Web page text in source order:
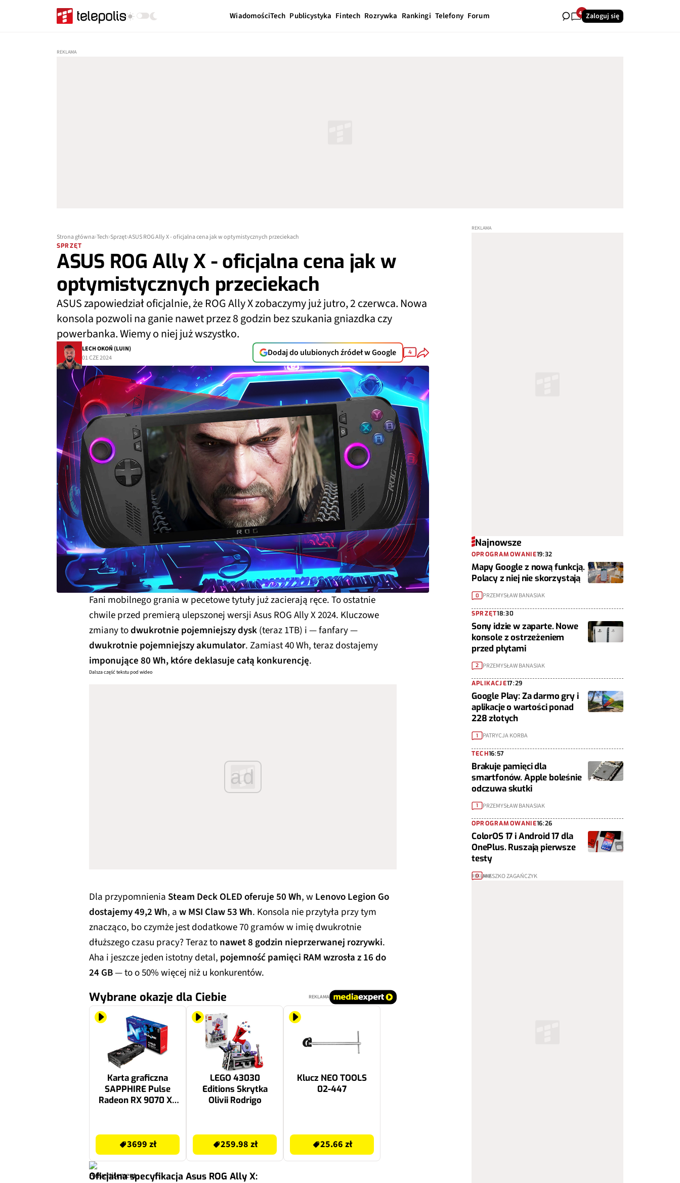
WiadomościTech Publicystyka Fintech Rozrywka Rankingi Telefony Forum 44Zaloguj się
Strona główna Tech Sprzęt ASUS ROG Ally X - oficjalna cena jak w optymistycznych przeciekach
SPRZĘT
ASUS ROG Ally X - oficjalna cena jak w
optymistycznych przeciekach
ASUS zapowiedział oficjalnie, że ROG Ally X zobaczymy już jutro, 2 czerwca. Nowa
konsola pozwoli na ganie nawet przez 8 godzin bez szukania gniazdka czy
powerbanka. Wiemy o niej już wszystko.
LECH OKOŃ (LUIN)
01 CZE 2024
Dodaj do ulubionych źródeł w Google 4
Fani mobilnego grania w pecetowe tytuły już zacierają ręce. To ostatnie
chwile przed premierą ulepszonej wersji Asus ROG Ally X 2024. Kluczowe
zmiany todwukrotnie pojemniejszy dysk(teraz 1TB) i — fanfary —
dwukrotnie pojemniejszy akumulator. Zamiast 40 Wh, teraz dostajemy
imponujące 80 Wh, które deklasuje całą konkurencję.
Dalsza część tekstu pod wideo
ad
Dla przypomnienia Steam Deck OLED oferuje 50 Wh, w Lenovo Legion Go
dostajemy 49,2 Wh, aw MSI Claw 53 Wh. Konsola nie przytyła przy tym
znacząco, bo czymże jest dodatkowe 70 gramów w imię dwukrotnie
dłuższego czasu pracy? Teraz tonawet 8 godzin nieprzerwanej rozrywki.
Aha i jeszcze jeden istotny detal, pojemność pamięci RAM wzrosła z 16 do
24 GB— to o 50% więcej niż u konkurentów.
Wybrane okazje dla Ciebie REKLAMA
Karta graficzna
SAPPHIRE Pulse
Radeon RX 9070 XT
3699 zł
LEGO 43030
Editions Skrytka
Olivii Rodrigo
259.98 zł
Klucz NEO TOOLS
02-447
25.66 zł
Oficjalna specyfikacja Asus ROG Ally X:
Najnowsze
OPROGRAMOWANIE19:32
Mapy Google z nową funkcją.
Polacy z niej nie skorzystają
0 PRZEMYSŁAW BANASIAK
SPRZĘT18:30
Sony idzie w zaparte. Nowe
konsole z ostrzeżeniem
przed płytami
2 PRZEMYSŁAW BANASIAK
APLIKACJE17:29
Google Play: Za darmo gry i
aplikacje o wartości ponad
228 złotych
1 PATRYCJA KORBA
TECH16:57
Brakuje pamięci dla
smartfonów. Apple boleśnie
odczuwa skutki
1 PRZEMYSŁAW BANASIAK
OPROGRAMOWANIE16:26
ColorOS 17 i Android 17 dla
OnePlus. Ruszają pierwsze
testy
0 MIESZKO ZAGAŃCZYK